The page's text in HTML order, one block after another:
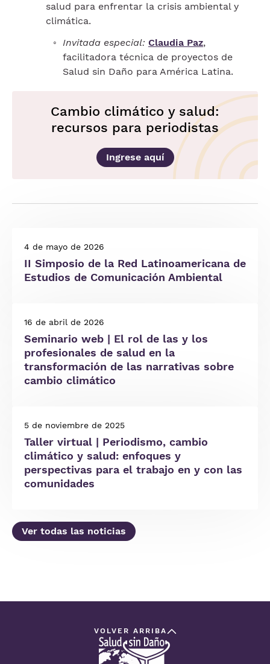
salud para enfrentar la crisis ambiental y
climática.
Invitada especial: Claudia Paz,
facilitadora técnica de proyectos de
Salud sin Daño para América Latina.
Cambio climático y salud:
recursos para periodistas
Ingrese aquí
4 de mayo de 2026
II Simposio de la Red Latinoamericana de
Estudios de Comunicación Ambiental
16 de abril de 2026
Seminario web | El rol de las y los
profesionales de salud en la
transformación de las narrativas sobre
cambio climático
5 de noviembre de 2025
Taller virtual | Periodismo, cambio
climático y salud: enfoques y
perspectivas para el trabajo en y con las
comunidades
Ver todas las noticias
VOLVER ARRIBA